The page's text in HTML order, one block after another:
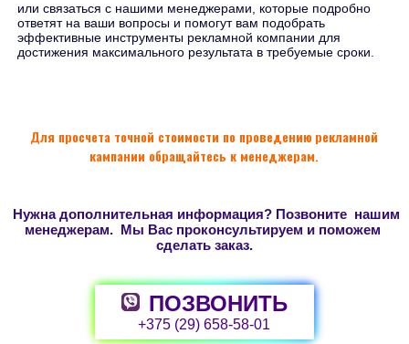
или связаться с нашими менеджерами, которые подробно
ответят на ваши вопросы и помогут вам подобрать
эффективные инструменты рекламной компании для
достижения максимального результата в требуемые сроки.
Для просчета точной стоимости по проведению рекламной
кампании обращайтесь к менеджерам.
Нужна дополнительная информация? Позвоните нашим
менеджерам. Мы Вас проконсультируем и поможем
сделать заказ.
ПОЗВОНИТЬ
+375 (29) 658-58-01